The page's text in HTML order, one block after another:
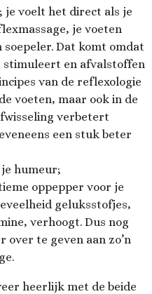
je voelt het direct als je
je voeten
Dat komt omdat
stimuleert en afvalstoffen
van de reflexologie
voeten, maar ook in de
verbetert
een stuk beter
humeur;
oppepper voor je
geluksstofjes,
verhoogt. Dus nog
over te geven aan zo’n
heerlijk met de beide